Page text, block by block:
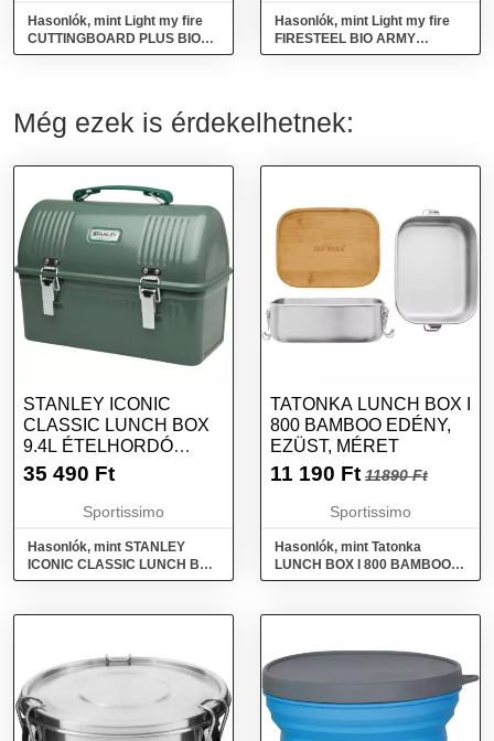
Hasonlók, mint Light my fire
CUTTINGBOARD PLUS BIO
Vágódeszka, kék, méret
Hasonlók, mint Light my fire
FIRESTEEL BIO ARMY
Tűzgyújtó, fekete, méret
Még ezek is érdekelhetnek:
STANLEY ICONIC
CLASSIC LUNCH BOX
9.4L ÉTELHORDÓ
DOBOZ, ZÖLD, MÉRET
35 490 Ft
Sportissimo
Hasonlók, mint STANLEY
ICONIC CLASSIC LUNCH BOX
9.4l Ételhordó doboz, zöld,
TATONKA LUNCH BOX I
800 BAMBOO EDÉNY,
EZÜST, MÉRET
11 190 Ft 11890 Ft
Sportissimo
Hasonlók, mint Tatonka
LUNCH BOX I 800 BAMBOO
Edény, ezüst, méret